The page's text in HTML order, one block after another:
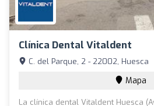
Clínica Dental Vitaldent
C. del Parque, 2 - 22002, Huesca
Mapa
La clínica dental Vitaldent Huesca